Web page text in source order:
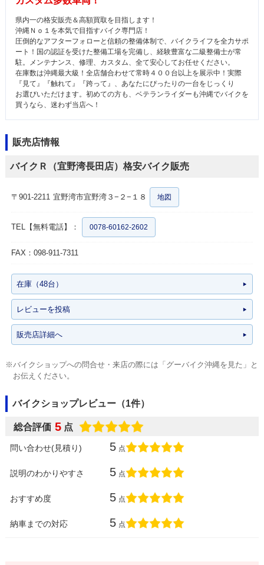
県内一の格安販売＆高額買取を目指します！
沖縄Ｎｏ１を本気で目指すバイク専門店！
圧倒的なアフターフォローと信頼の整備体制で、バイクライフを全力サポ
ート！国の認証を受けた整備工場を完備し、経験豊富な二級整備士が常
駐。メンテナンス、修理、カスタム、全て安心してお任せください。
在庫数は沖縄最大級！全店舗合わせて常時４００台以上を展示中！実際
『見て』『触れて』『跨って』、あなたにぴったりの一台をじっくり
お選びいただけます。初めての方も、ベテランライダーも沖縄でバイクを
買うなら、迷わず当店へ！
販売店情報
バイクＲ（宜野湾長田店）格安バイク販売
〒901-2211 宜野湾市宜野湾３−２−１８ 地図
TEL【無料電話】： 0078-60162-2602
FAX：098-911-7311
在庫（48台）
レビューを投稿
販売店詳細へ
※バイクショップへの問合せ・来店の際には「グーバイク沖縄を見た」と
お伝えください。
バイクショップレビュー（1件）
総合評価 5 点
問い合わせ(見積り) 5 点
説明のわかりやすさ 5 点
おすすめ度 5 点
納車までの対応 5 点